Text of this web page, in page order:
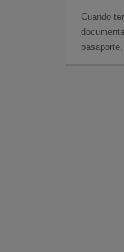
Cuando